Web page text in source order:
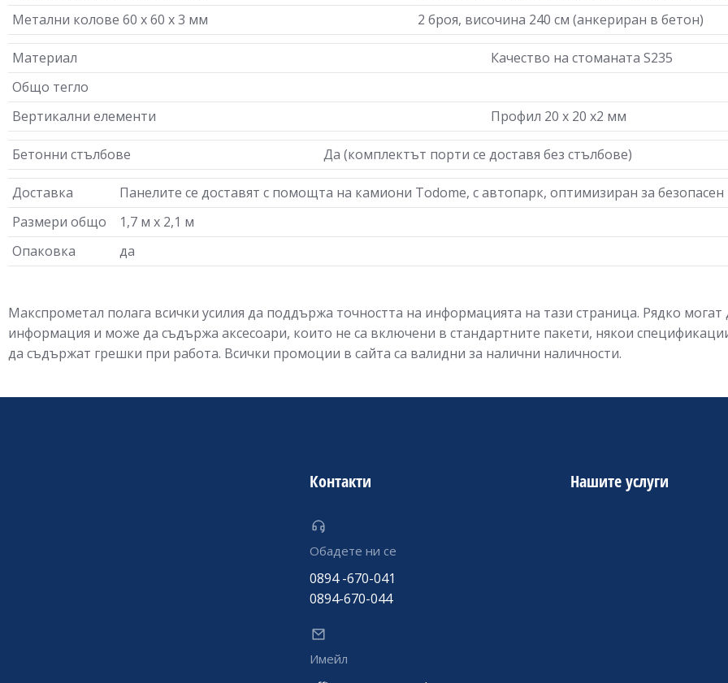
Метални колове 60 х 60 х 3 мм
2 броя, височина 240 см (анкериран в бетон)
Материал
Качество на стоманата S235
Общо тегло
Вертикални елементи
Профил 20 х 20 х2 мм
Бетонни стълбове Да (комплектът порти се доставя без стълбове)
Доставка
Панелите се доставят с помощта на камиони Todome, с автопарк, оптимизиран за
Размери общо
1,7 м х 2,1 м
Опаковка
да
Макспрометал полага всички усилия да поддържа точността на информацията на тази страница. Рядко
информация и може да съдържа аксесоари, които не са включени в стандартните пакети, някои
да съдържат грешки при работа. Всички промоции в сайта са валидни за налични наличности.
Контакти
Обадете ни се
0894 -670-041
0894-670-044
Имейл
Нашите услуги